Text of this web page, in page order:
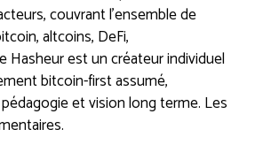
couvrant l’ensemble de
altcoins, DeFi,
Hasheur est un créateur individuel
bitcoin-first assumé,
et vision long terme. Les